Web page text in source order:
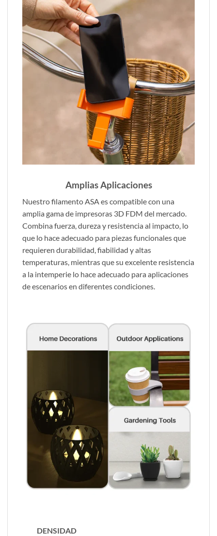
Amplias Aplicaciones
Nuestro filamento ASA es compatible con una
amplia gama de impresoras 3D FDM del mercado.
Combina fuerza, dureza y resistencia al impacto, lo
que lo hace adecuado para piezas funcionales que
requieren durabilidad, fiabilidad y altas
temperaturas, mientras que su excelente resistencia
a la intemperie lo hace adecuado para aplicaciones
de escenarios en diferentes condiciones.
DENSIDAD